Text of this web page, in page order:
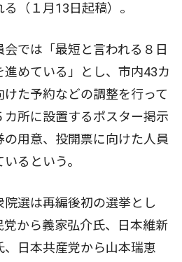
（１月13日起稿）。
では「最短と言われる８日
めている」とし、市内43カ
た予約などの調整を行って
カ所に設置するポスター掲示
用意、投開票に向けた人員
るという。
選は再編後初の選挙とし
から義家弘介氏、日本維新
日本共産党から山本瑞恵